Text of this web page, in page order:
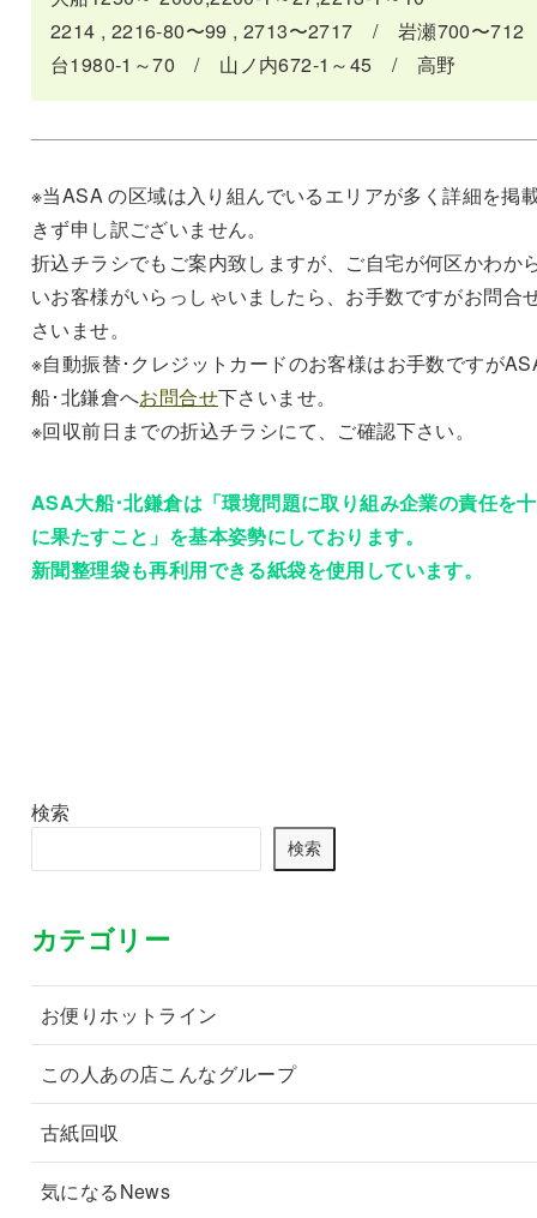
2214 , 2216-80〜99 , 2713〜2717 / 岩瀬700〜712
台1980-1～70 / 山ノ内672-1～45 / 高野
※当ASA の区域は入り組んでいるエリアが多く詳細を掲
きず申し訳ございません。
折込チラシでもご案内致しますが、ご自宅が何区かわか
いお客様がいらっしゃいましたら、お手数ですがお問合
さいませ。
※自動振替･クレジットカードのお客様はお手数ですが
船･北鎌倉へお問合せ下さいませ。
※回収前日までの折込チラシにて、ご確認下さい。
ASA大船･北鎌倉は「環境問題に取り組み企業の責任を
に果たすこと」を基本姿勢にしております。
新聞整理袋も再利用できる紙袋を使用しています。
検索
検索
カテゴリー
お便りホットライン
この人あの店こんなグループ
古紙回収
気になるNews